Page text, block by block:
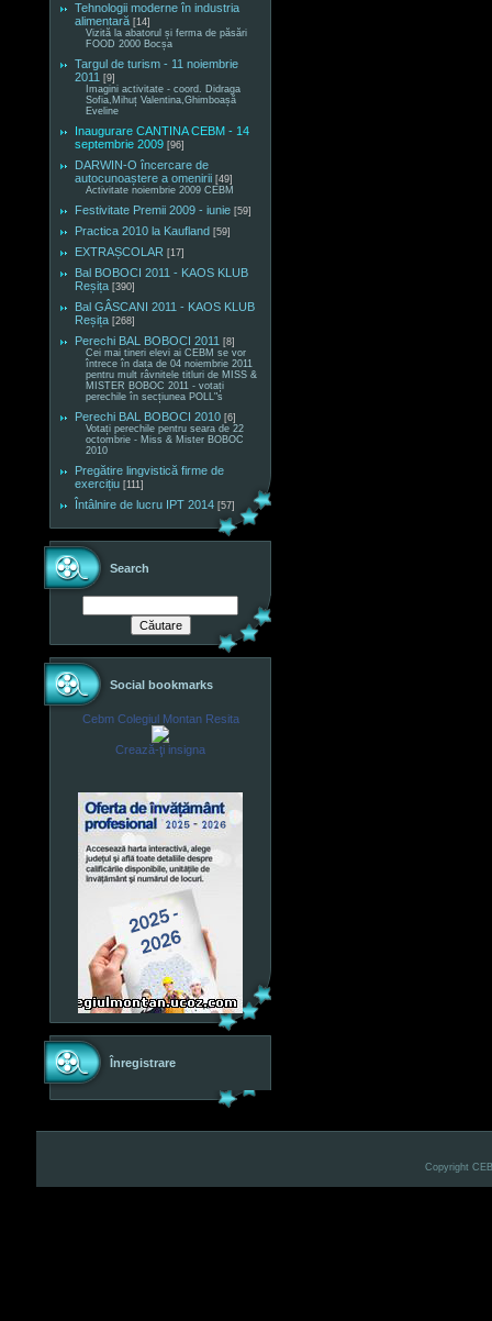
Tehnologii moderne în industria
alimentară [14]
Vizită la abatorul și ferma de păsări
FOOD 2000 Bocșa
Targul de turism - 11 noiembrie
2011 [9]
Imagini activitate - coord. Didraga
Sofia,Mihuț Valentina,Ghimboașă
Eveline
Inaugurare CANTINA CEBM - 14
septembrie 2009 [96]
DARWIN-O încercare de
autocunoaștere a omenirii [49]
Activitate noiembrie 2009 CEBM
Festivitate Premii 2009 - iunie [59]
Practica 2010 la Kaufland [59]
EXTRAȘCOLAR [17]
Bal BOBOCI 2011 - KAOS KLUB
Reșița [390]
Bal GÂSCANI 2011 - KAOS KLUB
Reșița [268]
Perechi BAL BOBOCI 2011 [8]
Cei mai tineri elevi ai CEBM se vor
întrece în data de 04 noiembrie 2011
pentru mult râvnitele titluri de MISS &
MISTER BOBOC 2011 - votați
perechile în secțiunea POLL"s
Perechi BAL BOBOCI 2010 [6]
Votați perechile pentru seara de 22
octombrie - Miss & Mister BOBOC
2010
Pregătire lingvistică firme de
exercițiu [111]
Întâlnire de lucru IPT 2014 [57]
Search
Social bookmarks
Cebm Colegiul Montan Resita
Crează-ţi insigna
Înregistrare
Copyright